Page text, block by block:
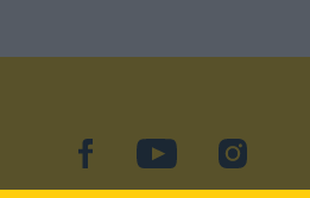
facebookYouTubeInstagram